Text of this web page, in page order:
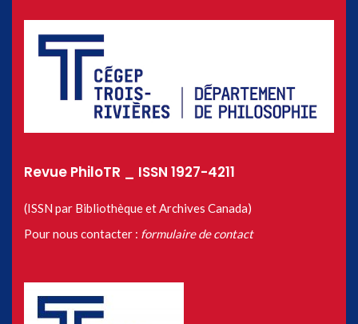
Revue PhiloTR _ ISSN 1927-4211
(ISSN par Bibliothèque et Archives Canada)
Pour nous contacter : formulaire de contact